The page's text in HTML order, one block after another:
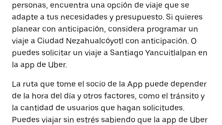
personas, encuentra una opción de viaje que se
adapte a tus necesidades y presupuesto. Si quieres
planear con anticipación, considera programar un
viaje a Ciudad Nezahualcóyotl con anticipación. O
puedes solicitar un viaje a Santiago Yancuitlalpan en
la app de Uber.
La ruta que tome el socio de la App puede depender
de la hora del día y otros factores, como el tránsito y
la cantidad de usuarios que hagan solicitudes.
Puedes viajar sin estrés sabiendo que la app de Uber